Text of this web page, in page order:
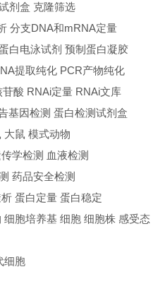
剂盒 克隆筛选
分支DNA和mRNA定量
白电泳试剂 预制蛋白凝胶
提取纯化 PCR产物纯化
苷酸 RNAi定量 RNAi文库
基因检测 蛋白检测试剂盒
大鼠 模式动物
学检测 血液检测
药品安全检测
蛋白定量 蛋白稳定
细胞培养基 细胞 细胞株 感受态
细胞